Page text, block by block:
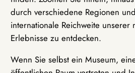
durch verschiedene Regionen
internationale Reichweite unserer
Erlebnisse zu entdecken.
Wenn Sie selbst ein Museum,